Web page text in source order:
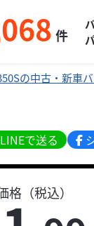
件
の中古・新車
LINEで送る
格（税込）